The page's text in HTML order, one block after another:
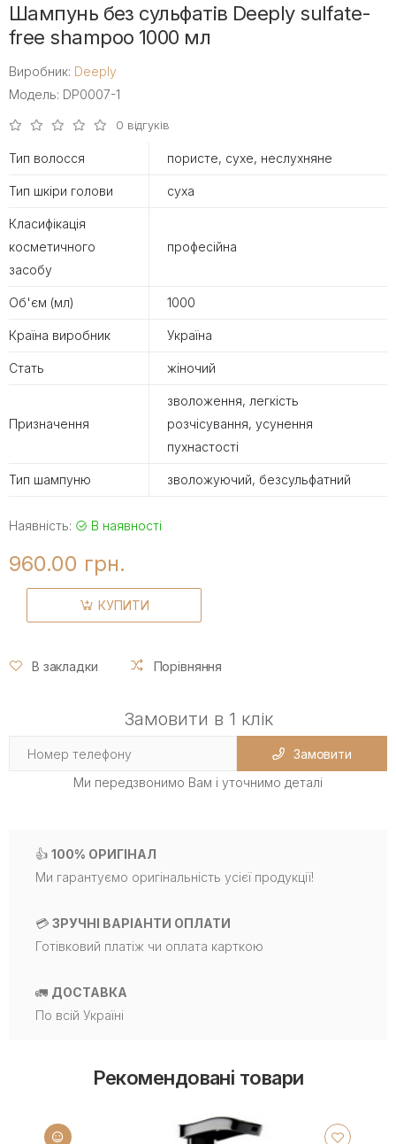
Шампунь без сульфатів Deeply sulfate-
free shampoo 1000 мл
Виробник: Deeply
Модель: DP0007-1
0 відгуків
Тип волосся пористе, сухе, неслухняне
Тип шкіри голови суха
Класифікація
косметичного
засобу
професійна
Об'єм (мл) 1000
Країна виробник Україна
Стать жіночий
Призначення
зволоження, легкість
розчісування, усунення
пухнастості
Тип шампуню зволожуючий, безсульфатний
Наявність: В наявності
960.00 грн.
КУПИТИ
В закладки Порівняння
Замовити в 1 клік
Замовити
Ми передзвонимо Вам і уточнимо деталі
👍 100% ОРИГІНАЛ
Ми гарантуємо оригінальність усієї продукції!
💳 ЗРУЧНІ ВАРІАНТИ ОПЛАТИ
Готівковий платіж чи оплата карткою
🚛 ДОСТАВКА
По всій Україні
Рекомендовані товари